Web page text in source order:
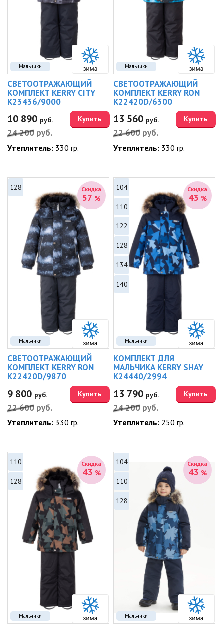
Мальчики
СВЕТООТРАЖАЮЩИЙ
КОМПЛЕКТ KERRY CITY
K23436/9000
10 890 руб.
24 200 руб.
Купить
Утеплитель: 330 гр.
Мальчики
СВЕТООТРАЖАЮЩИЙ
КОМПЛЕКТ KERRY RON
K22420D/6300
13 560 руб.
22 600 руб.
Купить
Утеплитель: 330 гр.
Мальчики
Скидка
57 %
128
СВЕТООТРАЖАЮЩИЙ
КОМПЛЕКТ KERRY RON
K22420D/9870
9 800 руб.
22 600 руб.
Купить
Утеплитель: 330 гр.
Мальчики
Скидка
43 %
104
110
122
128
134
140
КОМПЛЕКТ ДЛЯ
МАЛЬЧИКА KERRY SHAY
K24440/2994
13 790 руб.
24 200 руб.
Купить
Утеплитель: 250 гр.
Мальчики
Скидка
43 %
110
128
Мальчики
Скидка
43 %
104
110
128